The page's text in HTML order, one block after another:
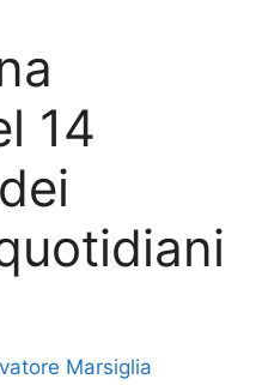
14
Marsiglia